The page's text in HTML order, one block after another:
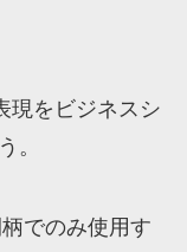
現をビジネスシ
。
でのみ使用す